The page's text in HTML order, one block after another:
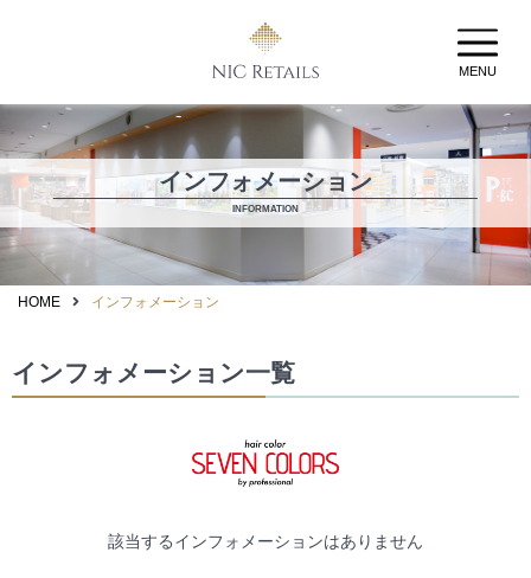
MENU
インフォメーション
INFORMATION
HOME インフォメーション
インフォメーション一覧
該当するインフォメーションはありません